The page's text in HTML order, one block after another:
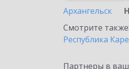
Архангельск
Смотрите также:
Республика
Партнеры в